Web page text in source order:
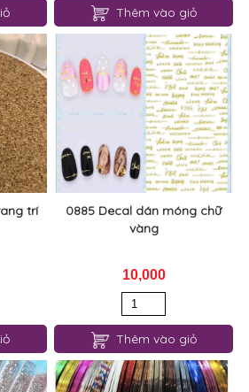
Thêm vào giỏ
trí
0885 Decal dán móng chữ
vàng
10,000
Thêm vào giỏ